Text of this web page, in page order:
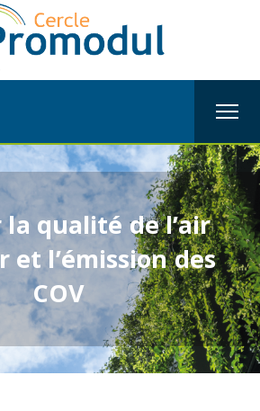
qualité de l’air
l’émission des
COV